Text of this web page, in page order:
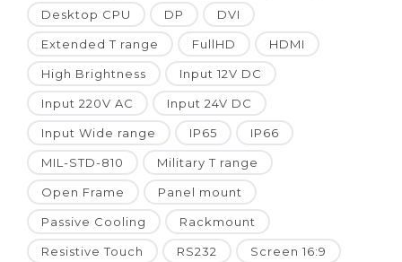
Desktop CPU DP DVI
Extended T range FullHD HDMI
High Brightness Input 12V DC
Input 220V AC Input 24V DC
Input Wide range IP65 IP66
MIL-STD-810 Military T range
Open Frame Panel mount
Passive Cooling Rackmount
Resistive Touch RS232 Screen 16:9